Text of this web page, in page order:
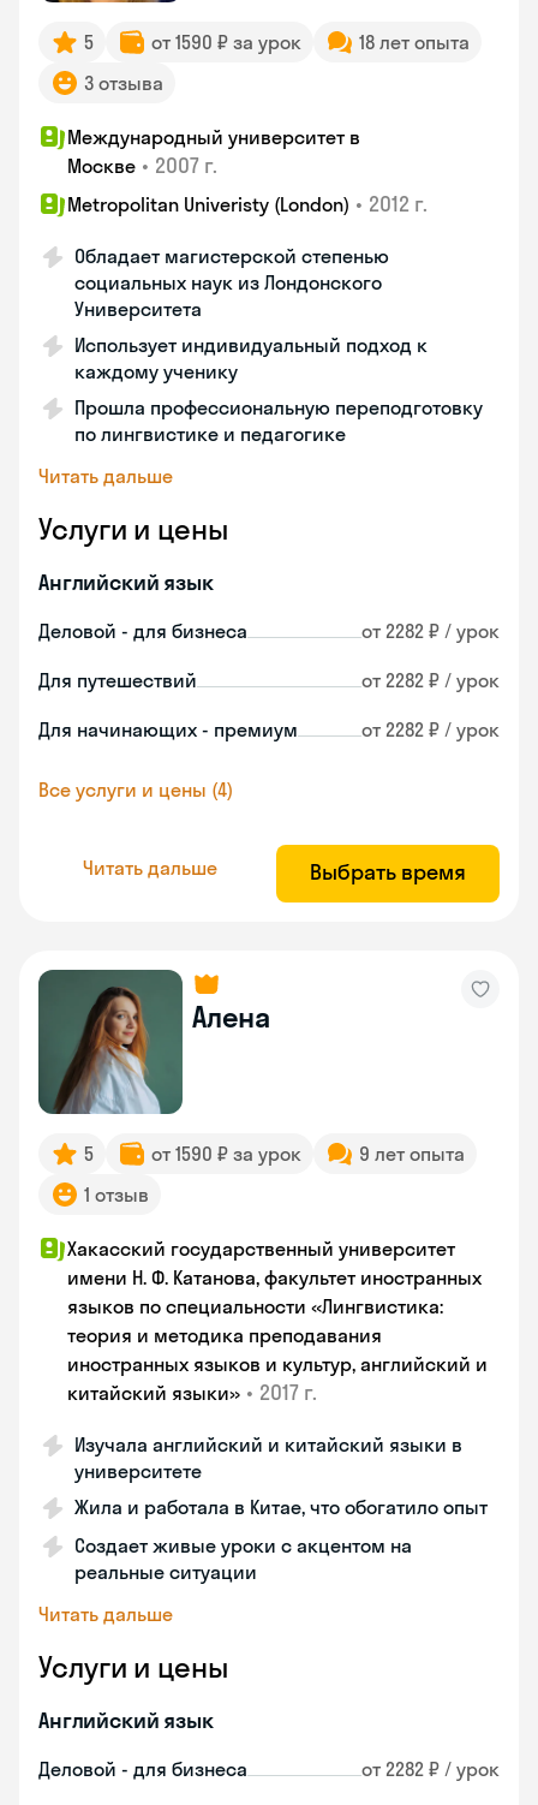
5 от 1590 ₽ за урок
18 лет опыта
3 отзыва
Международный университет в
Москве • 2007 г.
Metropolitan Univeristy (London) • 2012 г.
Обладает магистерской степенью
социальных наук из Лондонского
Университета
Использует индивидуальный подход к
каждому ученику
Прошла профессиональную переподготовку
по лингвистике и педагогике
Читать дальше
Услуги и цены
Английский язык
Деловой - для бизнеса от 2282 ₽ / урок
Для путешествий от 2282 ₽ / урок
Для начинающих - премиум от 2282 ₽ / урок
Все услуги и цены (4)
Читать дальше Выбрать время
Алена
5 от 1590 ₽ за урок
9 лет опыта
1 отзыв
Хакасский государственный университет
имени Н. Ф. Катанова, факультет иностранных
языков по специальности «Лингвистика:
теория и методика преподавания
иностранных языков и культур, английский и
китайский языки» • 2017 г.
Изучала английский и китайский языки в
университете
Жила и работала в Китае, что обогатило опыт
Создает живые уроки с акцентом на
реальные ситуации
Читать дальше
Услуги и цены
Английский язык
Деловой - для бизнеса от 2282 ₽ / урок